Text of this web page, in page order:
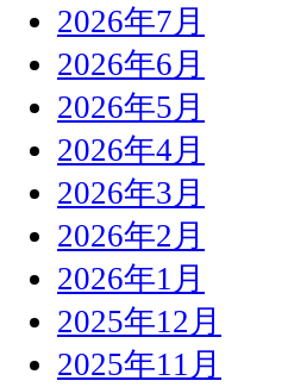
2026年7月
2026年6月
2026年5月
2026年4月
2026年3月
2026年2月
2026年1月
2025年12月
2025年11月